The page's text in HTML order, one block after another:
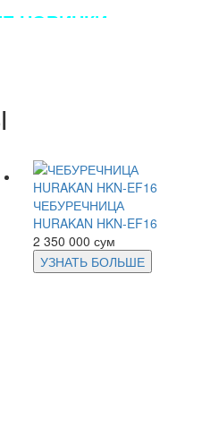
НОВИНКИ
ЧЕБУРЕЧНИЦА
HURAKAN HKN-EF16
2 350 000 сум
УЗНАТЬ БОЛЬШЕ